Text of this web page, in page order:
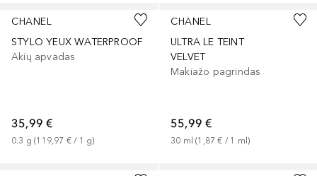
CHANEL
STYLO YEUX WATERPROOF
Akių apvadas
35,99 €
0.3 g (119,97 € / 1 g)
CHANEL
ULTRA LE TEINT
VELVET
Makiažo pagrindas
55,99 €
30 ml (1,87 € / 1 ml)
+ + 9